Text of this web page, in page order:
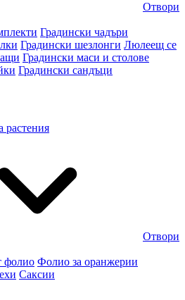
Отвори
Градински чадъри
Градински шезлонги Люлеещ се
Градински маси и столове
Градински сандъци
растения
Отвори
фолио Фолио за оранжерии
Саксии